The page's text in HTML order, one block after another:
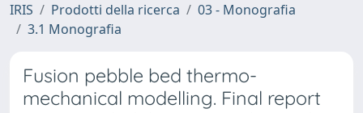
IRIS Prodotti della ricerca
03 - Monografia
3.1 Monografia
Fusion pebble bed thermo-
mechanical modelling. Final report